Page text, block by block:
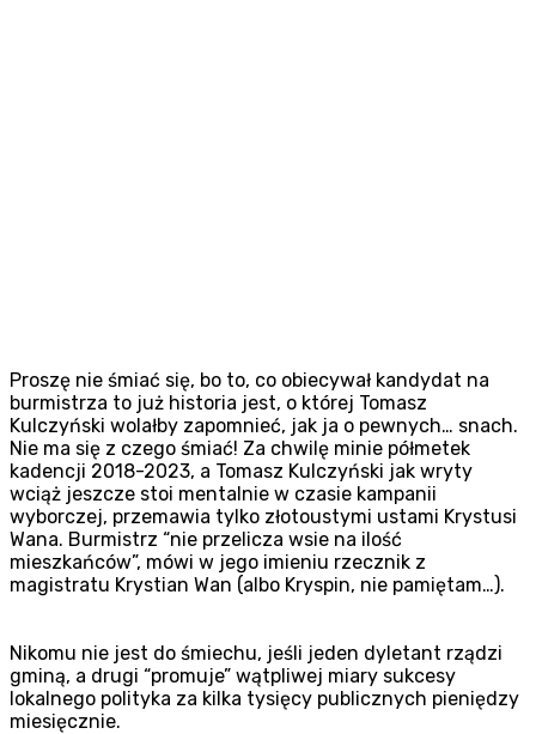
Proszę nie śmiać się, bo to, co obiecywał kandydat na
burmistrza to już historia jest, o której Tomasz
Kulczyński wolałby zapomnieć, jak ja o pewnych… snach.
Nie ma się z czego śmiać! Za chwilę minie półmetek
kadencji 2018-2023, a Tomasz Kulczyński jak wryty
wciąż jeszcze stoi mentalnie w czasie kampanii
wyborczej, przemawia tylko złotoustymi ustami Krystusi
Wana. Burmistrz “nie przelicza wsie na ilość
mieszkańców”, mówi w jego imieniu rzecznik z
magistratu Krystian Wan (albo Kryspin, nie pamiętam…).
Nikomu nie jest do śmiechu, jeśli jeden dyletant rządzi
gminą, a drugi “promuje” wątpliwej miary sukcesy
lokalnego polityka za kilka tysięcy publicznych pieniędzy
miesięcznie.